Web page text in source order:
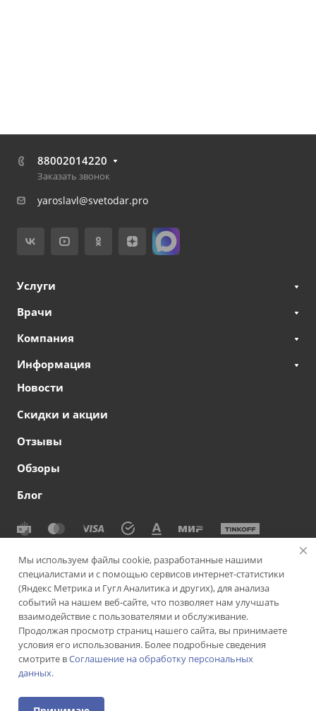
88002014220
Заказать звонок
yaroslavl@svetodar.pro
Услуги
Врачи
Компания
Информация
Новости
Скидки и акции
Отзывы
Обзоры
Блог
© 2026 Сеть офтальмологических клиник СВЕТОДАР
Политика конфиденциальности
|
Согласие на обработку
персональных данных
Политика использования cookie-
Пользовательское соглашение
Версия для слабовидящих Подписаться на рассылку
ИМЕЮТСЯ ПРОТИВОПОКАЗАНИЯ. НЕОБХОДИМА
Мы используем файлы cookie, разработанные нашими
специалистами и с помощью сервисов интернет-статистики
(Яндекс Метрика и Гугл Аналитика и других), для анализа
событий на нашем веб-сайте, что позволяет нам улучшать
взаимодействие с пользователями и обслуживание.
Продолжая просмотр страниц нашего сайта, вы принимаете
условия его использования. Более подробные сведения
смотрите вСоглашение на обработку персональных
данных.